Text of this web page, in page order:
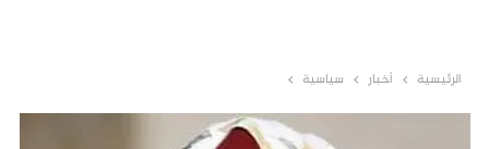
الرئيسية أخبار سياسية